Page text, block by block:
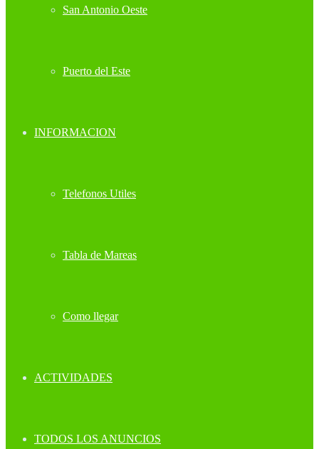
San Antonio Oeste
Puerto del Este
INFORMACION
Telefonos Utiles
Tabla de Mareas
Como llegar
ACTIVIDADES
TODOS LOS ANUNCIOS